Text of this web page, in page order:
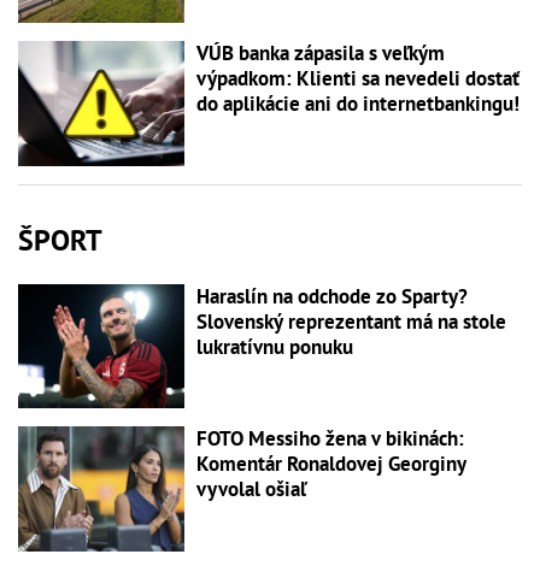
VÚB banka zápasila s veľkým
výpadkom: Klienti sa nevedeli dostať
do aplikácie ani do internetbankingu!
ŠPORT
Haraslín na odchode zo Sparty?
Slovenský reprezentant má na stole
lukratívnu ponuku
FOTO Messiho žena v bikinách:
Komentár Ronaldovej Georginy
vyvolal ošiaľ